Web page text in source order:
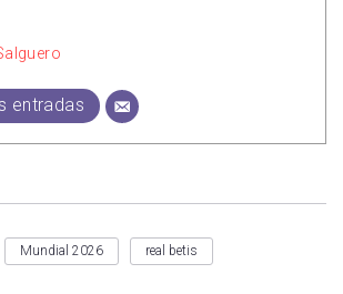
entradas
Mundial 2026 real betis